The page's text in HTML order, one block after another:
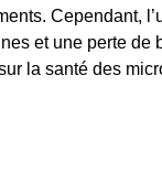
Cependant,
et une perte
la santé des